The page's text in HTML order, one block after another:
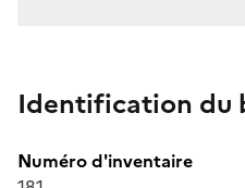
Identification du
Numéro d'inventaire